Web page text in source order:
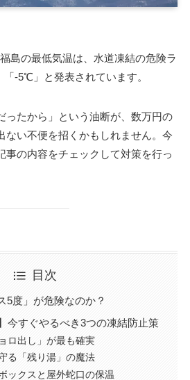
島の最低気温は、水道凍結の危険ラ
-5℃」と発表されています。
ったから」という油断が、数万円の
ない不便を招くかもしれません。今
事の内容をチェックして対策を行っ
目次
5度」が危険なのか？
今すぐやるべき3つの凍結防止策
ロ出し」が最も確実
る「残り湯」の魔法
ックスと屋外蛇口の保温